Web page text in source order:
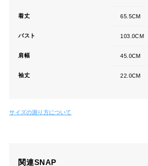
着丈 65.5CM
バスト 103.0CM
肩幅 45.0CM
袖丈 22.0CM
サイズの測り方について
関連SNAP